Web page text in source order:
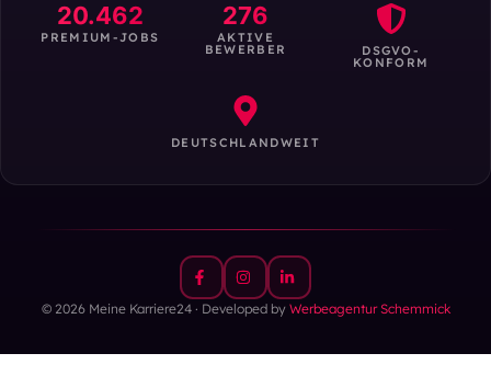
20.462
PREMIUM-JOBS
276
AKTIVE
BEWERBER DSGVO-
KONFORM
DEUTSCHLANDWEIT
© 2026 Meine Karriere24 · Developed by Werbeagentur Schemmick